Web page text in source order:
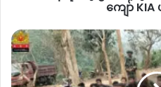
မိမိ ကချင်တိုင်းရင်သားလူမျိုးအ
လုပ်ရပ်တွေကလည်း အဆိုးဆုံးနည်း
ပြည်သူလူထုနားလည်အောင် ရှင်ပြပ
တိုက်တွန်းပြောဆိုခဲ့ပါတယ်။
KIA
ဖမ်းဆီး
ရမိ
ကျော်
ထွက်ပြေး
သွား
တဲ့
စစ်သုံ့ပန်း